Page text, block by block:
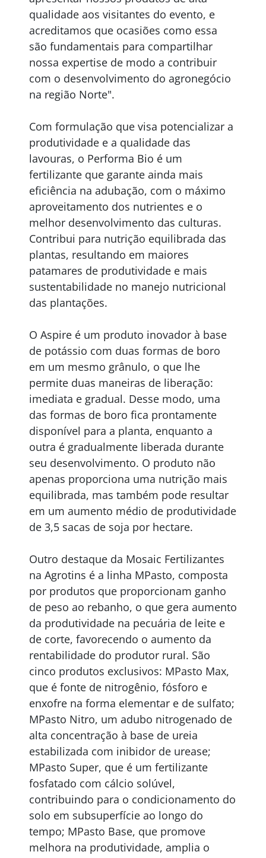
qualidade aos visitantes do evento, e
acreditamos que ocasiões como essa
são fundamentais para compartilhar
nossa expertise de modo a contribuir
com o desenvolvimento do agronegócio
na região Norte".
Com formulação que visa potencializar a
produtividade e a qualidade das
lavouras, o Performa Bio é um
fertilizante que garante ainda mais
eficiência na adubação, com o máximo
aproveitamento dos nutrientes e o
melhor desenvolvimento das culturas.
Contribui para nutrição equilibrada das
plantas, resultando em maiores
patamares de produtividade e mais
sustentabilidade no manejo nutricional
das plantações.
O Aspire é um produto inovador à base
de potássio com duas formas de boro
em um mesmo grânulo, o que lhe
permite duas maneiras de liberação:
imediata e gradual. Desse modo, uma
das formas de boro fica prontamente
disponível para a planta, enquanto a
outra é gradualmente liberada durante
seu desenvolvimento. O produto não
apenas proporciona uma nutrição mais
equilibrada, mas também pode resultar
em um aumento médio de produtividade
de 3,5 sacas de soja por hectare.
Outro destaque da Mosaic Fertilizantes
na Agrotins é a linha MPasto, composta
por produtos que proporcionam ganho
de peso ao rebanho, o que gera aumento
da produtividade na pecuária de leite e
de corte, favorecendo o aumento da
rentabilidade do produtor rural. São
cinco produtos exclusivos: MPasto Max,
que é fonte de nitrogênio, fósforo e
enxofre na forma elementar e de sulfato;
MPasto Nitro, um adubo nitrogenado de
alta concentração à base de ureia
estabilizada com inibidor de urease;
MPasto Super, que é um fertilizante
fosfatado com cálcio solúvel,
contribuindo para o condicionamento do
solo em subsuperfície ao longo do
tempo; MPasto Base, que promove
melhora na produtividade, amplia o